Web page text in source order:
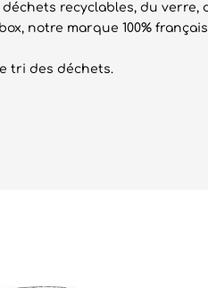
recyclables, du verre,
notre marque 100%
tri des déchets.